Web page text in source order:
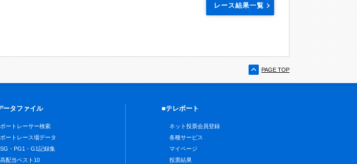
レース結果一覧
PAGE TOP
ータファイル
ボートレーサー検索
ボートレース場データ
SG・PG1・G1記録集
高配当ベスト10
■テレボート
ネット投票会員登録
各種サービス
マイページ
投票結果